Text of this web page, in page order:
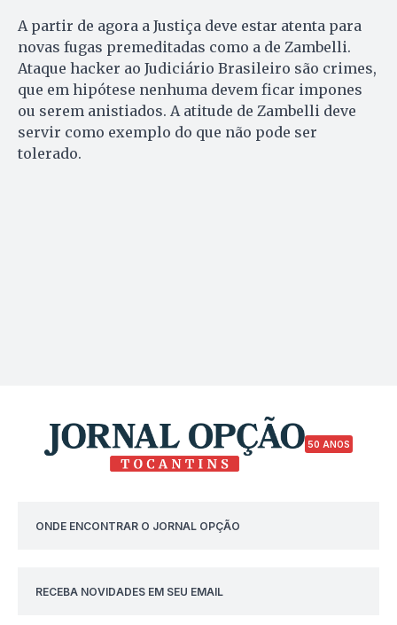
A partir de agora a Justiça deve estar atenta para
novas fugas premeditadas como a de Zambelli.
Ataque hacker ao Judiciário Brasileiro são crimes,
que em hipótese nenhuma devem ficar impones
ou serem anistiados. A atitude de Zambelli deve
servir como exemplo do que não pode ser
tolerado.
50 ANOS
ONDE ENCONTRAR O JORNAL OPÇÃO
RECEBA NOVIDADES EM SEU EMAIL